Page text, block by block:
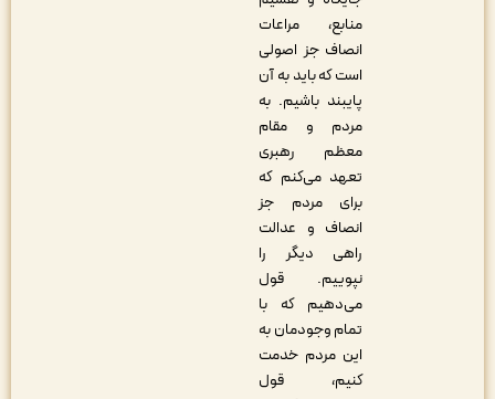
منابع، مراعات
انصاف جز اصولی
است که باید به آن
پایبند باشیم. به
مردم و مقام
معظم رهبری
تعهد می‌کنم که
برای مردم جز
انصاف و عدالت
راهی دیگر را
نپوییم. قول
می‌دهیم که با
تمام وجودمان به
این مردم خدمت
کنیم، قول